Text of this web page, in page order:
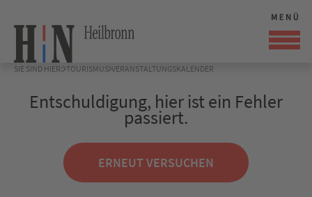
SIE SIND HIER: TOURISMUS VERANSTALTUNGSKALENDER
Entschuldigung, hier ist ein Fehler
passiert.
ERNEUT VERSUCHEN